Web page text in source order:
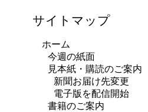
サイトマップ
ホーム
今週の紙面
見本紙・購読のご案内
新聞お届け先変更
電子版を配信開始
書籍のご案内